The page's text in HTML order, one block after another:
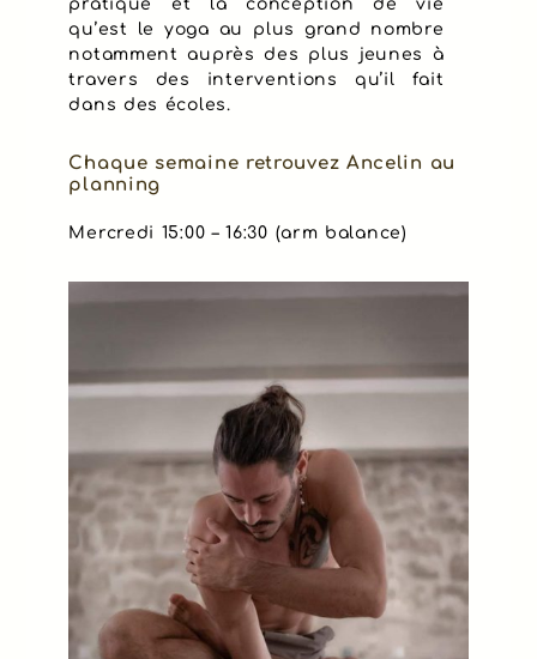
pratique et la conception de vie
qu’est le yoga au plus grand nombre
notamment auprès des plus jeunes à
travers des interventions qu’il fait
dans des écoles.
Chaque semaine retrouvez Ancelin au
planning
Mercredi 15:00 – 16:30 (arm balance)